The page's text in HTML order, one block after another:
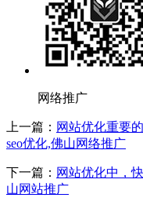
网络推广
上一篇： 网站优化重要
seo优化,佛山网络推广
下一篇： 网站优化中，
山网站推广